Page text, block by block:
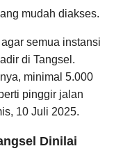
mudah diakses.
semua instansi
di Tangsel.
minimal 5.000
pinggir jalan
10 Juli 2025.
Dinilai